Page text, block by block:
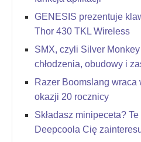
GENESIS prezentuje
Thor 430 TKL Wireless
SMX, czyli Silver
chłodzenia, obudowy i
Razer Boomslang
okazji 20 rocznicy
Składasz minipeceta?
Deepcoola Cię